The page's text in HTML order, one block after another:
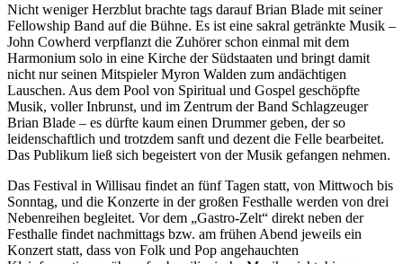
Nicht weniger Herzblut brachte tags darauf Brian Blade mit seiner
Fellowship Band auf die Bühne. Es ist eine sakral getränkte Musik –
John Cowherd verpflanzt die Zuhörer schon einmal mit dem
Harmonium solo in eine Kirche der Südstaaten und bringt damit
nicht nur seinen Mitspieler Myron Walden zum andächtigen
Lauschen. Aus dem Pool von Spiritual und Gospel geschöpfte
Musik, voller Inbrunst, und im Zentrum der Band Schlagzeuger
Brian Blade – es dürfte kaum einen Drummer geben, der so
leidenschaftlich und trotzdem sanft und dezent die Felle bearbeitet.
Das Publikum ließ sich begeistert von der Musik gefangen nehmen.
Das Festival in Willisau findet an fünf Tagen statt, von Mittwoch bis
Sonntag, und die Konzerte in der großen Festhalle werden von drei
Nebenreihen begleitet. Vor dem „Gastro-Zelt“ direkt neben der
Festhalle findet nachmittags bzw. am frühen Abend jeweils ein
Konzert statt, dass von Folk und Pop angehauchten